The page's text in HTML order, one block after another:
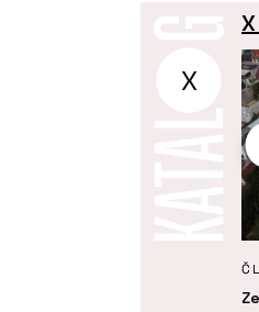
X